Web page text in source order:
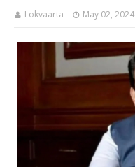
Lokvaarta May 02, 2024